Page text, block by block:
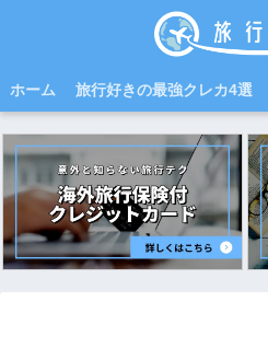
ホーム 旅行好きの最強クレカ4選